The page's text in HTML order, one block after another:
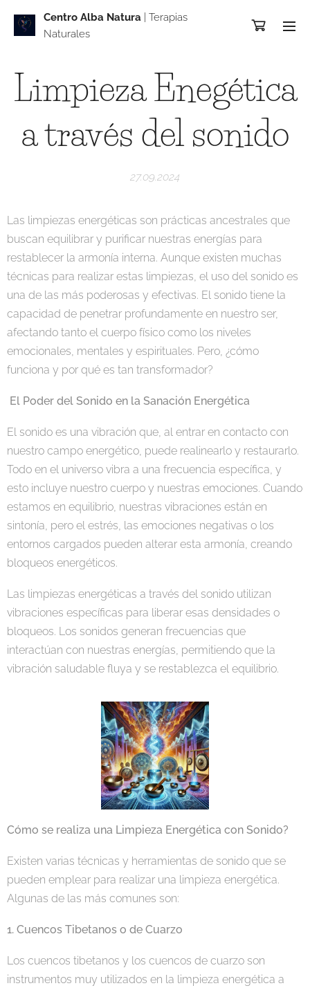
Centro Alba Natura | Terapias
Naturales
Limpieza Enegética
a través del sonido
27.09.2024
Las limpiezas energéticas son prácticas ancestrales que
buscan equilibrar y purificar nuestras energías para
restablecer la armonía interna. Aunque existen muchas
técnicas para realizar estas limpiezas, el uso del sonido es
una de las más poderosas y efectivas. El sonido tiene la
capacidad de penetrar profundamente en nuestro ser,
afectando tanto el cuerpo físico como los niveles
emocionales, mentales y espirituales. Pero, ¿cómo
funciona y por qué es tan transformador?
El Poder del Sonido en la Sanación Energética
El sonido es una vibración que, al entrar en contacto con
nuestro campo energético, puede realinearlo y restaurarlo.
Todo en el universo vibra a una frecuencia específica, y
esto incluye nuestro cuerpo y nuestras emociones. Cuando
estamos en equilibrio, nuestras vibraciones están en
sintonía, pero el estrés, las emociones negativas o los
entornos cargados pueden alterar esta armonía, creando
bloqueos energéticos.
Las limpiezas energéticas a través del sonido utilizan
vibraciones específicas para liberar esas densidades o
bloqueos. Los sonidos generan frecuencias que
interactúan con nuestras energías, permitiendo que la
vibración saludable fluya y se restablezca el equilibrio.
Cómo se realiza una Limpieza Energética con Sonido?
Existen varias técnicas y herramientas de sonido que se
pueden emplear para realizar una limpieza energética.
Algunas de las más comunes son:
1. Cuencos Tibetanos o de Cuarzo
Los cuencos tibetanos y los cuencos de cuarzo son
instrumentos muy utilizados en la limpieza energética a